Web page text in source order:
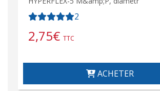
2
2,75€ TTC
ACHETER